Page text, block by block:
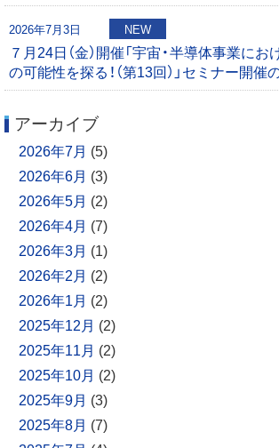
2026年7月3日 NEW
７月24日（金）開催「宇宙・半導体事業に
の可能性を探る！（第13回）」セミナー開催
アーカイブ
2026年7月 (5)
2026年6月 (3)
2026年5月 (2)
2026年4月 (7)
2026年3月 (1)
2026年2月 (2)
2026年1月 (2)
2025年12月 (2)
2025年11月 (2)
2025年10月 (2)
2025年9月 (3)
2025年8月 (7)